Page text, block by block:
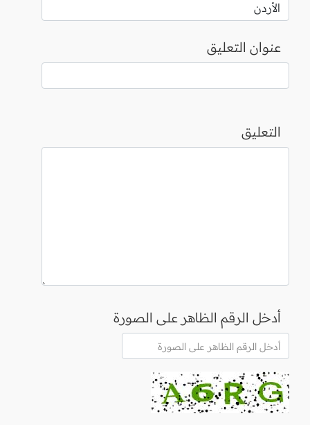
عنوان التعليق
التعليق
أدخل الرقم الظاهر على الصورة